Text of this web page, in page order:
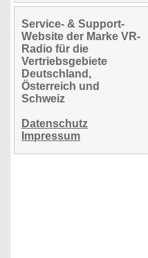
Service- & Support-
Website der Marke VR-
Radio für die
Vertriebsgebiete
Deutschland,
Österreich und
Schweiz
Datenschutz
Impressum